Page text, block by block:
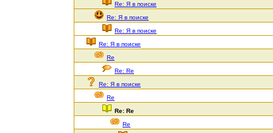
Re: Я в поиске
Re: Я в поиске
Re: Я в поиске
Re: Я в поиске
Re
Re: Re
Re: Я в поиске
Re
Re: Re
Re